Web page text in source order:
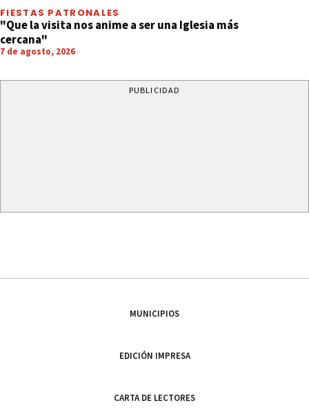
FIESTAS PATRONALES
"Que la visita nos anime a ser una Iglesia más
cercana"
7 de agosto, 2026
PUBLICIDAD
MUNICIPIOS
EDICIÓN IMPRESA
CARTA DE LECTORES